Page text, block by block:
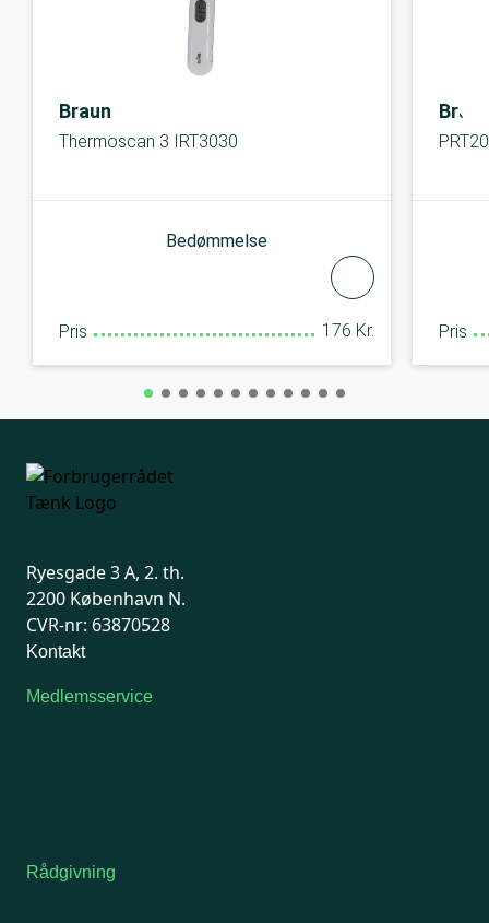
Braun
Thermoscan 3 IRT3030
Bedømmelse
Pris 176 Kr. Pris
Ryesgade 3 A, 2. th.
2200 København N.
CVR-nr: 63870528
Kontakt
Medlemsservice
Rådgivning